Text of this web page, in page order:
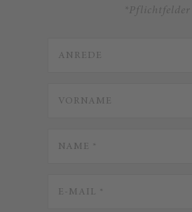
*Pflichtfelder